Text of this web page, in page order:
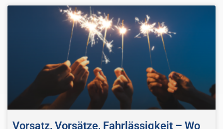
Vorsatz, Vorsätze, Fahrlässigkeit – Wo